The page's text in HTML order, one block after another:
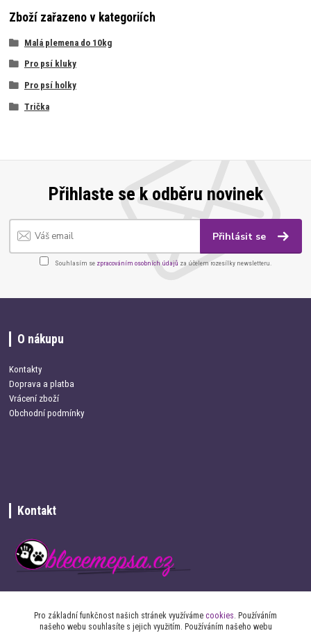
Zboží zařazeno v kategoriích
Malá plemena do 10kg
Pro psí kluky
Pro psí holky
Trička
Přihlaste se k odběru novinek
Přihlásit se
Souhlasím se zpracováním osobních údajů za účelem rozesílky newsletteru.
O nákupu
Kontakty
Doprava a platba
Vrácení zboží
Obchodní podmínky
Kontakt
info@oblecemepsa.cz
Pro základní funkčnost našich stránek využíváme cookies. Používáním
našeho webu souhlasíte s jejich využitím. Používáním našeho webu